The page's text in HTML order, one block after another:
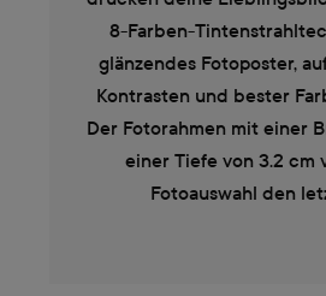
8-Farben-
glänzendes Fotoposter,
Kontrasten und bester
Der Fotorahmen mit einer
einer Tiefe von 3.2 cm
Fotoauswahl den